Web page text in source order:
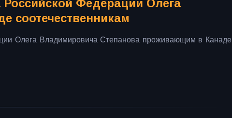
Федерации Олега
соотечественникам
Олега Владимировича Степанова проживающим в Канаде